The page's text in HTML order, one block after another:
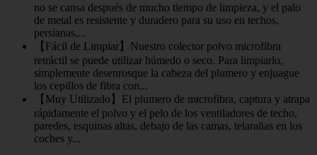
no se cansa después de mucho tiempo de limpieza, y el palo
de metal es resistente y duradero para su uso en techos,
persianas,...
【Fácil de Limpiar】Nuestro colector polvo microfibra
retráctil se puede utilizar húmedo o seco. Para limpiarlo,
simplemente desenrosque la cabeza del plumero y enjuague
los cepillos de fibra con...
【Muy Utilizado】El plumero de microfibra, captura y atrapa
rápidamente el polvo y el pelo de los ventiladores de techo,
paredes, esquinas altas, debajo de las camas, telarañas en los
coches y...